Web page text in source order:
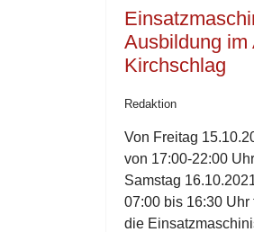
Ausbildung im
Kirchschlag
Redaktion
Von Freitag
von 17:00-22:00
Samstag
07:00 bis 16:30 Uhr
die